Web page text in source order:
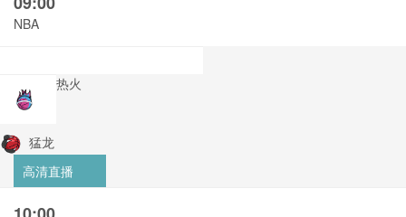
NBA
热火
猛龙
高清直播